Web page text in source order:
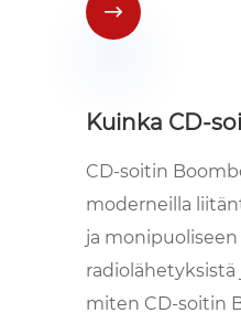

Kuinka CD-
CD-soitin
moderneilla
ja
radiolähetyksistä
miten CD-soitin